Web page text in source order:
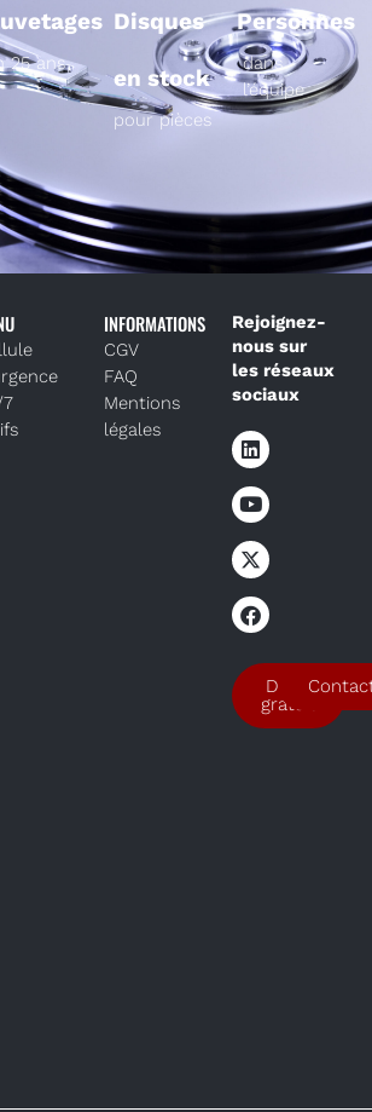
25 ans
Disques
en stock
pour pièces
Personnes
dans
l’équipe
INFORMATIONS
CGV
FAQ
Mentions
légales
Rejoignez-
nous sur
les réseaux
sociaux
Devis
gratuit